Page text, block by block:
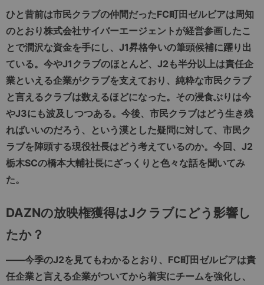
ひと昔前は市民クラブの仲間だったFC町田ゼルビアは周知
のとおり株式会社サイバーエージェントが経営参画したこ
とで潤沢な資金を手にし、J1昇格争いの筆頭候補に躍り出
ている。今やJ1クラブのほとんど、J2も半分以上は責任企
業といえる企業がクラブを支えており、純粋な市民クラブ
と言えるクラブは数えるほどになった。その浸食ぶりは今
やJ3にも波及しつつある。今後、市民クラブはどう生き残
ればいいのだろう、という漠とした疑問に対して、市民ク
ラブを陣頭する現役社長はどう考えているのか。今回、J2
栃木SCの橋本大輔社長にざっくりと色々な話を聞いてみ
た。
DAZNの放映権獲得はJクラブにどう影響し
たか？
――今季のJ2を見てもわかるとおり、FC町田ゼルビアは責
任企業と言える企業がついてから着実にチームを強化し、